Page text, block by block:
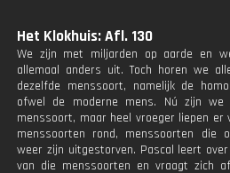
Het Klokhuis: Afl. 130
We zijn met miljarden op aarde en
allemaal anders uit. Toch horen we
dezelfde menssoort, namelijk de
ofwel de moderne mens. Nú zijn we
menssoort, maar heel vroeger liepen er
menssoorten rond, menssoorten die
weer zijn uitgestorven. Pascal leert
van die menssoorten en vraagt zich